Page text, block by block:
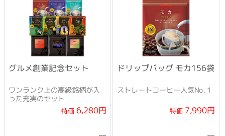
グルメ創業記念セット
ワンランク上の高級銘柄が入
った充実のセット
特価6,280円
ドリップバッグ モカ156袋
ストレートコーヒー人気No.１
特価7,990円